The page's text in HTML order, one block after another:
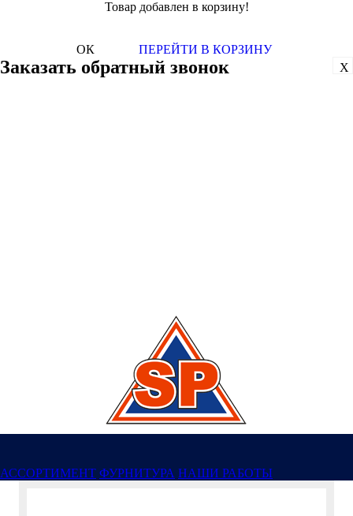
Товар добавлен в корзину!
ОК ПЕРЕЙТИ В КОРЗИНУ
Заказать обратный звонок X
АССОРТИМЕНТ ФУРНИТУРА НАШИ РАБОТЫ